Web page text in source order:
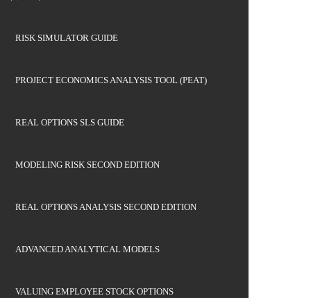
RISK SIMULATOR GUIDE
PROJECT ECONOMICS ANALYSIS TOOL (PEAT)
REAL OPTIONS SLS GUIDE
MODELING RISK SECOND EDITION
REAL OPTIONS ANALYSIS SECOND EDITION
ADVANCED ANALYTICAL MODELS
VALUING EMPLOYEE STOCK OPTIONS